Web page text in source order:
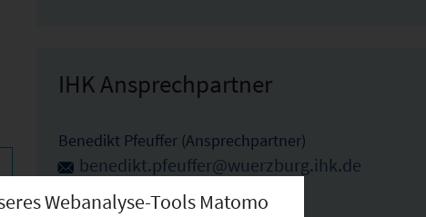
IHK Ansprechpartner
Benedikt Pfeuffer (Ansprechpartner)
benedikt.pfeuffer@wuerzburg.ihk.de
09314194179
Webanalyse-Tools Matomo